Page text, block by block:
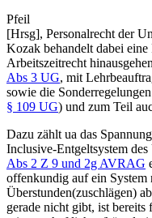
Pfeil
[Hrsg], Personalrecht der
Kozak behandelt dabei
Arbeitszeitrecht
Abs 3 UG, mit
sowie die
§ 109 UG) und zum Teil
Dazu zählt ua das
Inclusive-Entgeltsystem
Abs 2 Z 9 und 2g AVRAG
offenkundig auf ein System
Überstunden(zuschlägen)
gerade nicht gibt, ist